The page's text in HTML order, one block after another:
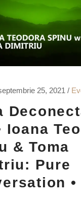
25, 2021
Ioana
& Toma
Pure
•